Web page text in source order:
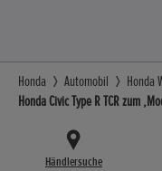
Honda Automobil Honda
Honda Civic Type R TCR zum
Händlersuche